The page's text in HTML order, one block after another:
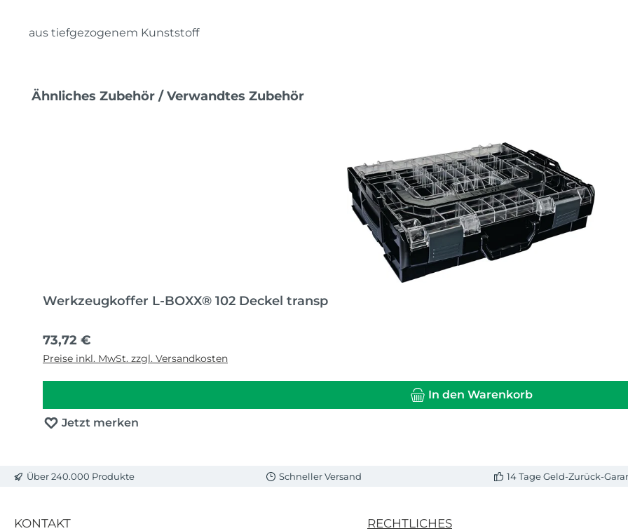
aus tiefgezogenem Kunststoff
Produktgalerie überspringen
Ähnliches Zubehör / Verwandtes Zubehör
Werkzeugkoffer L-BOXX® 102 Deckel transp
Regulärer Preis:
73,72 €
Preise inkl. MwSt. zzgl. Versandkosten
In den Warenkorb
Jetzt merken
Über 240.000 Produkte Schneller Versand 14 Tage Geld-Zurück-
KONTAKT RECHTLICHES